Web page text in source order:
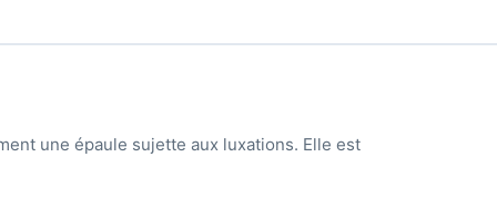
une épaule sujette aux luxations. Elle est